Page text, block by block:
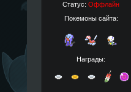
Статус: Оффлайн
Покемоны сайта:
Награды: